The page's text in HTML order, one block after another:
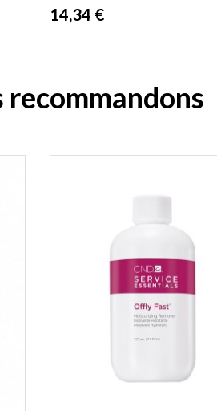
Prix
14,34 €
recommandons